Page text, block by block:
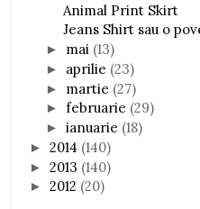
Animal Print Skirt
Jeans Shirt sau o
► mai (13)
► aprilie (23)
► martie (27)
►februarie (29)
►ianuarie (18)
►2014 (140)
►2013 (140)
►2012 (20)